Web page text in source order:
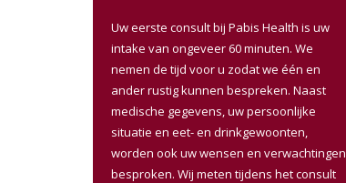
Uw eerste consult bij Pabis Health is uw
intake van ongeveer 60 minuten. We
nemen de tijd voor u zodat we één en
ander rustig kunnen bespreken. Naast
medische gegevens, uw persoonlijke
situatie en eet- en drinkgewoonten,
worden ook uw wensen en verwachtingen
besproken. Wij meten tijdens het consult